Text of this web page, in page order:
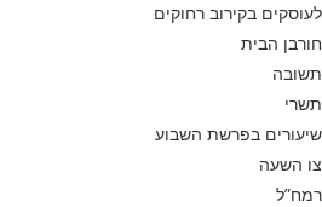
לעוסקים בקירוב רחוקים
חורבן הבית
תשובה
תשרי
שיעורים בפרשת השבוע
צו השעה
רמח”ל